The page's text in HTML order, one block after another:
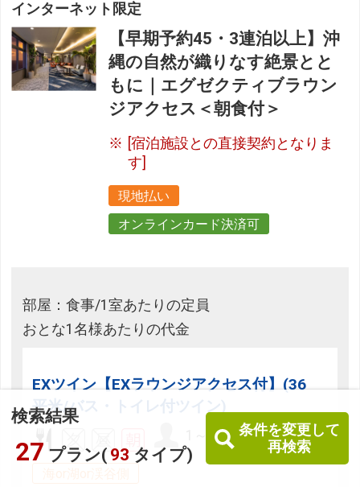
検索結果
27 プラン( 93 タイプ)
条件を変更して
再検索
インターネット限定
【早期予約45・3連泊以上】沖
縄の自然が織りなす絶景とと
もに｜エグゼクティブラウン
ジアクセス＜朝食付＞
[宿泊施設との直接契約となりま
す]
現地払い
オンラインカード決済可
部屋：食事/1室あたりの定員
おとな1名様あたりの代金
EXツイン【EXラウンジアクセス付】(36
平米/バス・トイレ付ツイン)
1～4名